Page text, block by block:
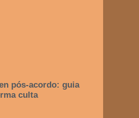
pós-acordo: guia
culta